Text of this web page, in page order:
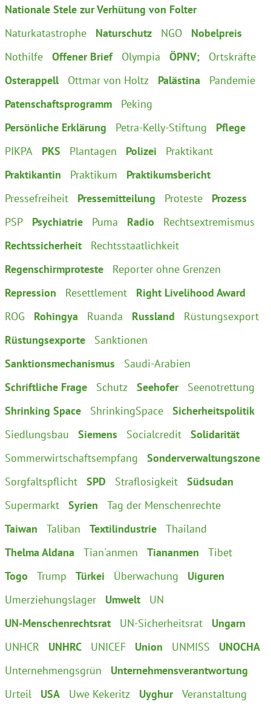
Nationale Stele zur Verhütung von Folter
Naturkatastrophe
Naturschutz NGO
Nobelpreis
Nothilfe
Offener Brief Olympia ÖPNV;
Ortskräfte
Osterappell
Ottmar von Holtz Palästina
Pandemie
Patenschaftsprogramm
Peking
Persönliche Erklärung
Petra-Kelly-Stiftung
Pflege
PIKPA
PKS Plantagen Polizei
Praktikant
Praktikantin
Praktikum
Praktikumsbericht
Pressefreiheit
Pressemitteilung Proteste
Prozess
PSP
Psychiatrie Puma Radio
Rechtsextremismus
Rechtssicherheit
Rechtsstaatlichkeit
Regenschirmproteste
Reporter ohne Grenzen
Repression
Resettlement
Right Livelihood Award
ROG
Rohingya Ruanda Russland
Rüstungsexport
Rüstungsexporte
Sanktionen
Sanktionsmechanismus
Saudi-Arabien
Schriftliche Frage
Schutz Seehofer
Seenotrettung
Shrinking Space
ShrinkingSpace
Sicherheitspolitik
Siedlungsbau
Siemens Socialcredit
Solidarität
Sommerwirtschaftsempfang
Sonderverwaltungszone
Sorgfaltspflicht
SPD Straflosigkeit
Südsudan
Supermarkt
Syrien
Tag der Menschenrechte
Taiwan
Taliban Textilindustrie
Thailand
Thelma Aldana
Tian'anmen Tiananmen
Tibet
Togo
Trump Türkei Überwachung
Uiguren
Umerziehungslager
Umwelt
UN
UN-Menschenrechtsrat
UN-Sicherheitsrat
Ungarn
UNHCR
UNHRC UNICEF Union UNMISS
UNOCHA
Unternehmengsgrün
Unternehmensverantwortung
Urteil
USA Uwe Kekeritz Uyghur
Veranstaltung